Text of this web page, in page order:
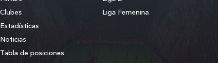
Clubes
Estadísticas
Noticias
Tabla de posiciones
Liga Femenina